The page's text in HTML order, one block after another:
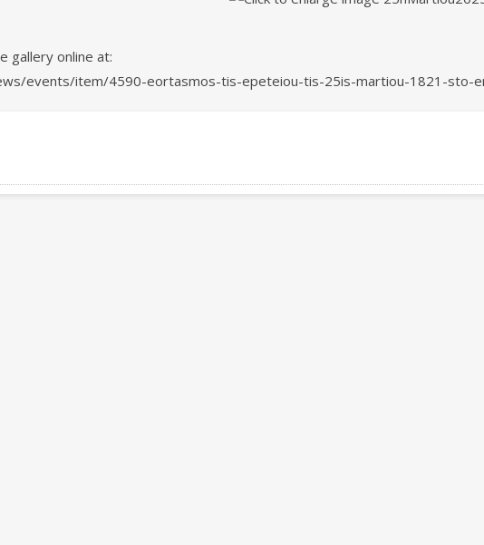
gallery online at:
events/item/4590-eortasmos-tis-epeteiou-tis-25is-martiou-1821-sto-